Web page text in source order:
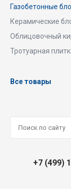
Газобетонные
Керамические
Облицовочный
Тротуарная
Все товары
+7 (499)